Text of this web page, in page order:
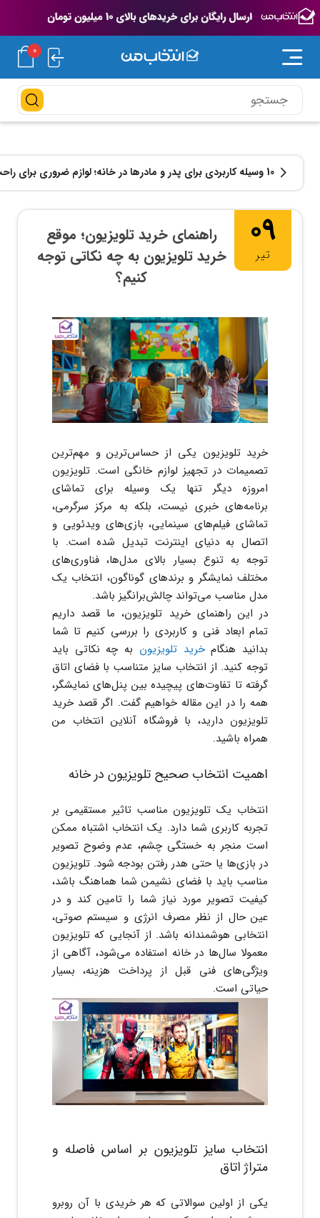
0
10 وسیله کاربردی برای پدر و مادرها در خانه؛ لوازم ضروری برای راحت‌تر شدن زندگی روزمره
راهنمای خرید تلویزیون؛ موقع
خرید تلویزیون به چه نکاتی توجه
کنیم؟
09
تیر
خرید تلویزیون یکی از حساس‌ترین و مهم‌ترین
تصمیمات در تجهیز لوازم خانگی است. تلویزیون
امروزه دیگر تنها یک وسیله برای تماشای
برنامه‌های خبری نیست، بلکه به مرکز سرگرمی،
تماشای فیلم‌های سینمایی، بازی‌های ویدئویی و
اتصال به دنیای اینترنت تبدیل شده است. با
توجه به تنوع بسیار بالای مدل‌ها، فناوری‌های
مختلف نمایشگر و برندهای گوناگون، انتخاب یک
مدل مناسب می‌تواند چالش‌برانگیز باشد.
در این راهنمای خرید تلویزیون، ما قصد داریم
تمام ابعاد فنی و کاربردی را بررسی کنیم تا شما
بدانید هنگامخرید تلویزیون به چه نکاتی باید
توجه کنید. از انتخاب سایز متناسب با فضای اتاق
گرفته تا تفاوت‌های پیچیده بین پنل‌های نمایشگر،
همه را در این مقاله خواهیم گفت. اگر قصد خرید
تلویزیون دارید، با فروشگاه آنلاین انتخاب من
همراه باشید.
اهمیت انتخاب صحیح تلویزیون در خانه
انتخاب یک تلویزیون مناسب تاثیر مستقیمی بر
تجربه کاربری شما دارد. یک انتخاب اشتباه ممکن
است منجر به خستگی چشم، عدم وضوح تصویر
در بازی‌ها یا حتی هدر رفتن بودجه شود. تلویزیون
مناسب باید با فضای نشیمن شما هماهنگ باشد،
کیفیت تصویر مورد نیاز شما را تامین کند و در
عین حال از نظر مصرف انرژی و سیستم صوتی،
انتخابی هوشمندانه باشد. از آنجایی که تلویزیون
معمولا سال‌ها در خانه استفاده می‌شود، آگاهی از
ویژگی‌های فنی قبل از پرداخت هزینه، بسیار
حیاتی است.
انتخاب سایز تلویزیون بر اساس فاصله و
متراژ اتاق
یکی از اولین سوالاتی که هر خریدی با آن روبرو